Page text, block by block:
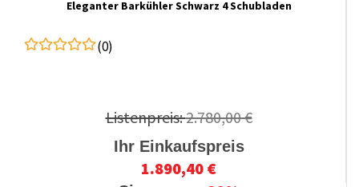
Eleganter Barkühler Schwarz 4 Schubladen
(0)
Listenpreis:2.780,00 €
Ihr Einkaufspreis
1.890,40 €